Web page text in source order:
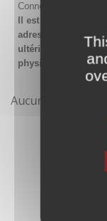
Connect.
Il est conseillé lors
adresse email
ultérieur au compte
physique
Aucune